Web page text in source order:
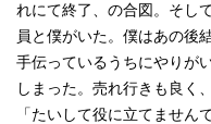
れにて終了、の合図。そし
員と僕がいた。僕はあの後
手伝っているうちにやりが
しまった。売れ行きも良く
「たいして役に立てません